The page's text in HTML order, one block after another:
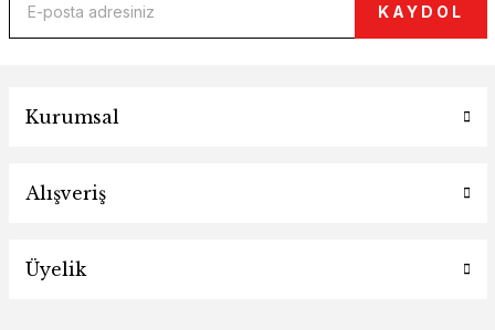
KAYDOL
Kurumsal
Alışveriş
Üyelik